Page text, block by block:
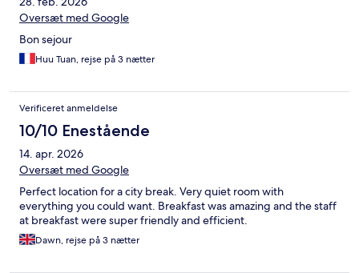
Oversæt med Google
Bon sejour
Huu Tuan, rejse på 3 nætter
Verificeret anmeldelse
10/10 Enestående
14. apr. 2026
Oversæt med Google
Perfect location for a city break. Very quiet room with
everything you could want. Breakfast was amazing and the staff
at breakfast were super friendly and efficient.
Dawn, rejse på 3 nætter